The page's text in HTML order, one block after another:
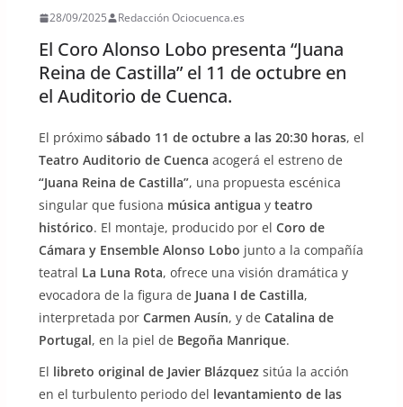
28/09/2025 Redacción Ociocuenca.es
El Coro Alonso Lobo presenta “Juana
Reina de Castilla” el 11 de octubre en
el Auditorio de Cuenca.
El próximo sábado 11 de octubre a las 20:30 horas, el
Teatro Auditorio de Cuenca acogerá el estreno de
“Juana Reina de Castilla”, una propuesta escénica
singular que fusiona música antigua y teatro
histórico. El montaje, producido por el Coro de
Cámara y Ensemble Alonso Lobo junto a la compañía
teatral La Luna Rota, ofrece una visión dramática y
evocadora de la figura de Juana I de Castilla,
interpretada por Carmen Ausín, y de Catalina de
Portugal, en la piel de Begoña Manrique.
El libreto original de Javier Blázquezsitúa la acción
en el turbulento periodo del levantamiento de las